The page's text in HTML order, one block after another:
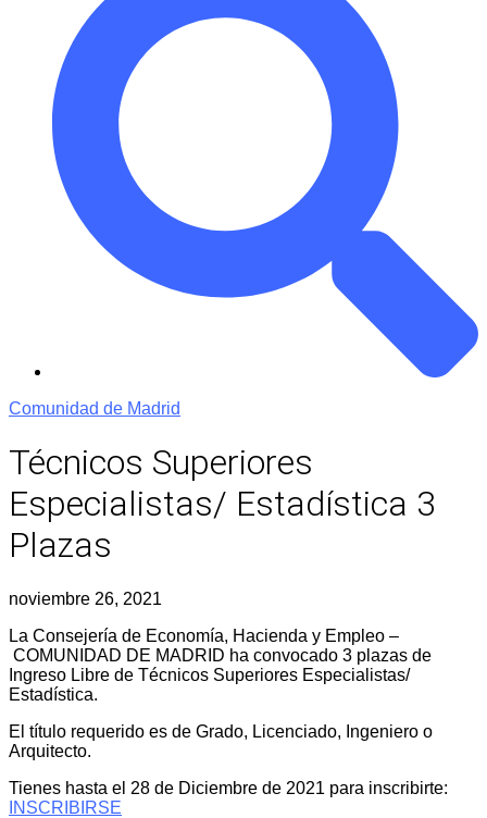
Comunidad de Madrid
Técnicos Superiores
Especialistas/ Estadística 3
Plazas
noviembre 26, 2021
La Consejería de Economía, Hacienda y Empleo –
COMUNIDAD DE MADRID ha convocado 3 plazas de
Ingreso Libre de Técnicos Superiores Especialistas/
Estadística.
El título requerido es de Grado, Licenciado, Ingeniero o
Arquitecto.
Tienes hasta el 28 de Diciembre de 2021 para inscribirte:
INSCRIBIRSE